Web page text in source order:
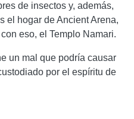
de insectos y, además,
el hogar de Ancient Arena,
eso, el Templo Namari.
un mal que podría causar
por el espíritu de